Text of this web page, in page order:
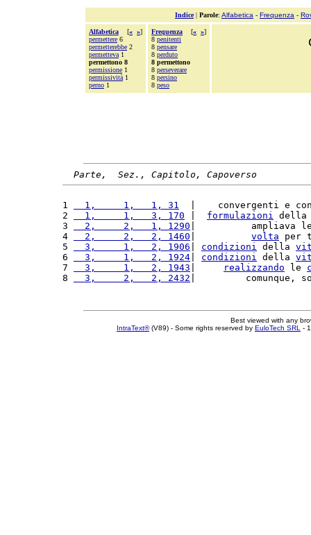
Indice| Parole: Alfabetica - Frequenza -
Alfabetica [« »]
permettere 6
permetterebbe 2
permetteva 1
permettono 8
permissione 1
permissività 1
perno 1
Frequenza [« »]
8 penitenti
8 pensare
8 perduto
8 permettono
8 perseverare
8 persino
8 peso
Parte,  Sez., Capitolo, Capoverso
1
  1,     1,   1, 31
|    convergenti e
2
  1,     1,   3, 170
formulazioni
3
  2,     2,   1, 1290
|          ampliava
4
  2,     2,   2, 1460
volta per
5
  3,     1,   2, 1906
condizioni della
6
  3,     1,   2, 1924
condizioni della
7
  3,     1,   2, 1943
realizzando le
8
  3,     2,   2, 2432
|         comunque,
Best viewed with any
IntraText®(V89) - Some rights reserved by EuloTech SRL -